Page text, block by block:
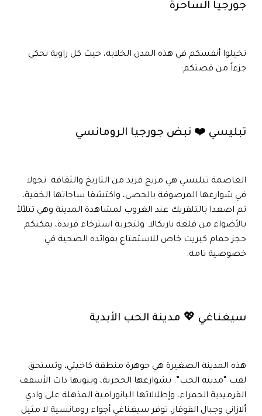
جورجيا الساحرة
تخيلوا أنفسكم في هذه المدن الخلابة، حيث كل زاوية تحكي
جزءاً من قصتكم:
تبليسي ❤️ نبض جورجيا الرومانسي
العاصمة تبليسي هي مزيج فريد من التاريخ والثقافة. تجولا
في شوارعها المرصوفة بالحصى، واكتشفا ساحاتها الخفية،
ثم اصعدا بالتلفريك عند الغروب لمشاهدة المدينة وهي تتلألأ
بالأضواء من قلعة ناريكالا. ولتجربة استرخاء فريدة، يمكنكم
حجز حمام كبريت خاص للاستمتاع بفوائده الصحية في
خصوصية تامة.
سيغناغي 💖 مدينة الحب الأبدية
هذه المدينة الصغيرة هي جوهرة منطقة كاخيتي، وتستحق
لقب “مدينة الحب”. بشوارعها الحجرية، وبيوتها ذات الأسقف
القرميدية الحمراء، وإطلالاتها البانورامية المذهلة على وادي
ألازاني وجبال القوقاز، توفر سيغناغي أجواء رومانسية لا مثيل